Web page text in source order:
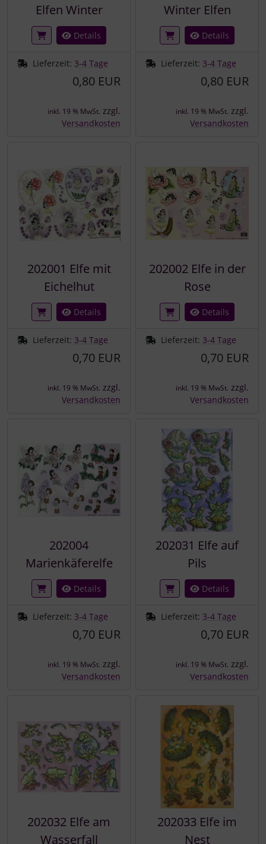
Elfen Winter
Details
Lieferzeit: 3-4 Tage
0,80 EUR
inkl. 19 % MwSt. zzgl.
Versandkosten
Winter Elfen
Details
Lieferzeit: 3-4 Tage
0,80 EUR
inkl. 19 % MwSt. zzgl.
Versandkosten
202001 Elfe mit
Eichelhut
Details
Lieferzeit: 3-4 Tage
0,70 EUR
inkl. 19 % MwSt. zzgl.
Versandkosten
202002 Elfe in der
Rose
Details
Lieferzeit: 3-4 Tage
0,70 EUR
inkl. 19 % MwSt. zzgl.
Versandkosten
202004
Marienkäferelfe
Details
Lieferzeit: 3-4 Tage
0,70 EUR
inkl. 19 % MwSt. zzgl.
Versandkosten
202031 Elfe auf
Pils
Details
Lieferzeit: 3-4 Tage
0,70 EUR
inkl. 19 % MwSt. zzgl.
Versandkosten
202032 Elfe am
Wasserfall
202033 Elfe im
Nest